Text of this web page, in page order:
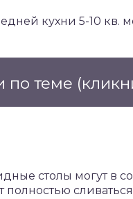
кухни 5-10 кв.
по теме
столы могут в
полностью